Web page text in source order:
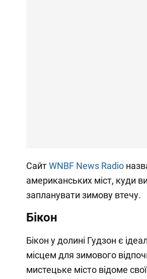
СайтWNBF News Radio
американських міст, куди
запланувати зимову втечу.
Бікон
Бікон у долині Гудзон є
місцем для зимового
мистецьке місто відоме